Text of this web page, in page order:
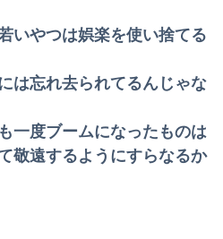
積水ハウス「地面師に55億円騙し取られた…」ワイ「はえーかわいそう…会社滅茶苦茶やろなぁ」→
うなるwww
【衝撃】クルタ族虐 殺の犯人、ツェリードニヒで確定！クロロの演劇のせいで2人も無駄死ににwwww
いやつは娯楽を使い捨てる
は忘れ去られてるんじゃな
一度ブームになったものは
敬遠するようにすらなるか